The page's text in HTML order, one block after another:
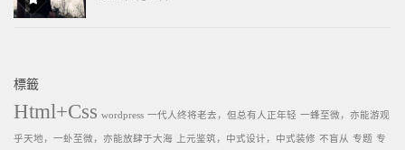
標籤
Html+Css wordpress 一代人终将老去，但总有人正年轻 一蜂至微，亦能游观
乎天地，一虲至微，亦能放肆于大海 上元鉴筑，中式设计，中式装修 不盲从 专题 专